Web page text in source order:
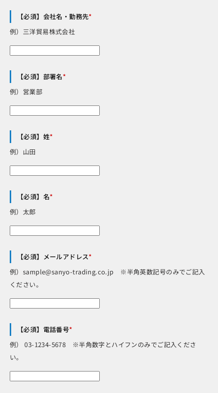
【必須】会社名・勤務先*
例）三洋貿易株式会社
【必須】部署名*
例）営業部
【必須】姓*
例）山田
【必須】名*
例）太郎
【必須】メールアドレス*
例）sample@sanyo-trading.co.jp ※半角英数記号のみでご記入
ください。
【必須】電話番号*
例） 03-1234-5678 ※半角数字とハイフンのみでご記入くださ
い。